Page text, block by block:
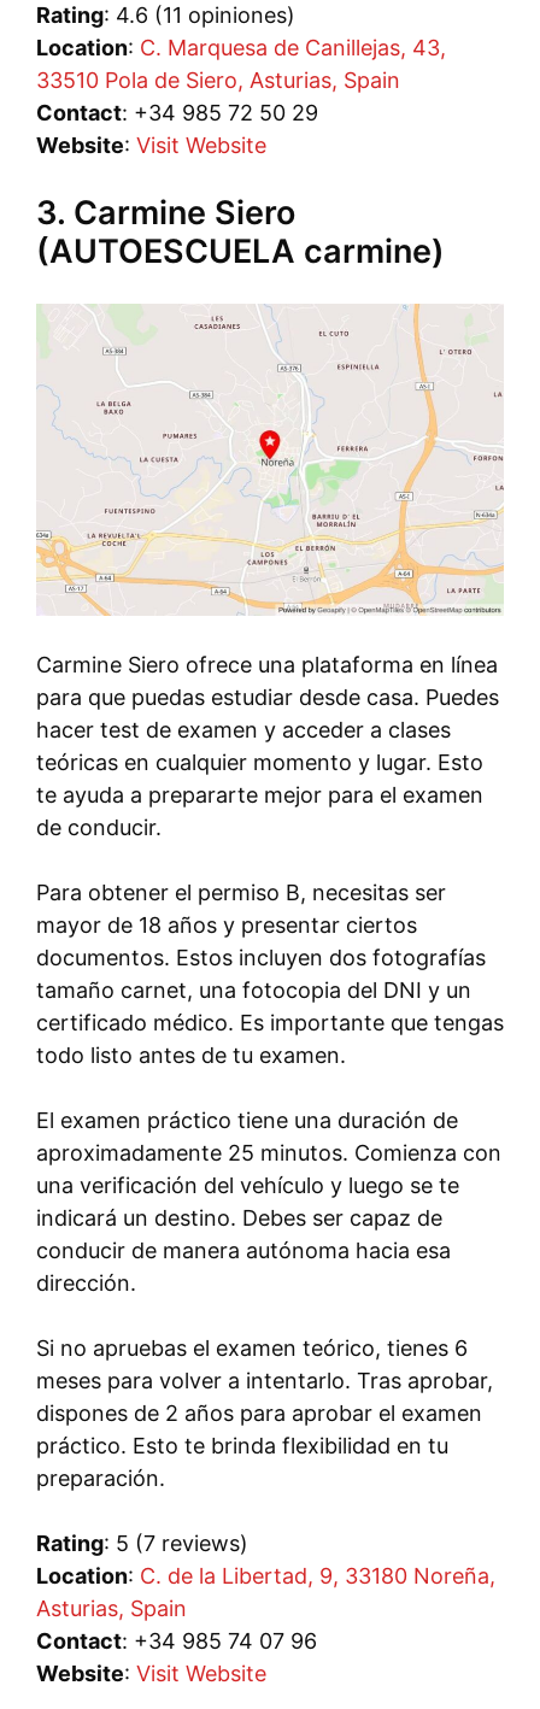
Rating: 4.6 (11 opiniones)
Location: C. Marquesa de Canillejas, 43,
33510 Pola de Siero, Asturias, Spain
Contact: +34 985 72 50 29
Website: Visit Website
3. Carmine Siero
(AUTOESCUELA carmine)
Carmine Siero ofrece una plataforma en línea
para que puedas estudiar desde casa. Puedes
hacer test de examen y acceder a clases
teóricas en cualquier momento y lugar. Esto
te ayuda a prepararte mejor para el examen
de conducir.
Para obtener el permiso B, necesitas ser
mayor de 18 años y presentar ciertos
documentos. Estos incluyen dos fotografías
tamaño carnet, una fotocopia del DNI y un
certificado médico. Es importante que tengas
todo listo antes de tu examen.
El examen práctico tiene una duración de
aproximadamente 25 minutos. Comienza con
una verificación del vehículo y luego se te
indicará un destino. Debes ser capaz de
conducir de manera autónoma hacia esa
dirección.
Si no apruebas el examen teórico, tienes 6
meses para volver a intentarlo. Tras aprobar,
dispones de 2 años para aprobar el examen
práctico. Esto te brinda flexibilidad en tu
preparación.
Rating: 5 (7 reviews)
Location: C. de la Libertad, 9, 33180 Noreña,
Asturias, Spain
Contact: +34 985 74 07 96
Website: Visit Website